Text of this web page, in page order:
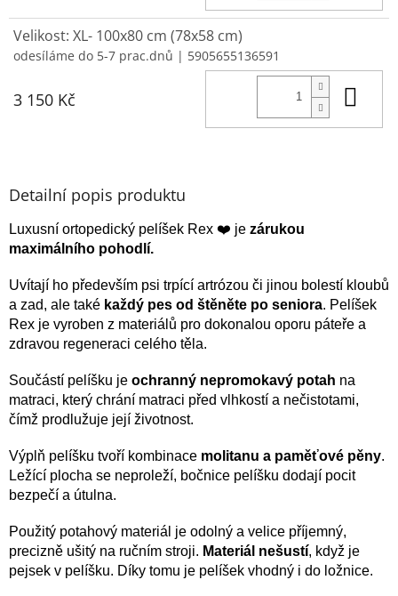
Velikost: XL- 100x80 cm (78x58 cm)
odesíláme do 5-7 prac.dnů | 5905655136591
3 150 Kč
Detailní popis produktu
Luxusní ortopedický pelíšek Rex ❤️️ je zárukou
maximálního pohodlí.
Uvítají ho především psi trpící artrózou či jinou bolestí kloubů
a zad, ale také každý pes od štěněte po seniora. Pelíšek
Rex je vyroben z materiálů pro dokonalou oporu páteře a
zdravou regeneraci celého těla.
Součástí pelíšku je ochranný nepromokavý potah na
matraci, který chrání matraci před vlhkostí a nečistotami,
čímž prodlužuje její životnost.
Výplň pelíšku tvoří kombinace molitanu a paměťové pěny.
Ležící plocha se neproleží, bočnice pelíšku dodají pocit
bezpečí a útulna.
Použitý potahový materiál je odolný a velice příjemný,
precizně ušitý na ručním stroji. Materiál nešustí, když je
pejsek v pelíšku. Díky tomu je pelíšek vhodný i do ložnice.